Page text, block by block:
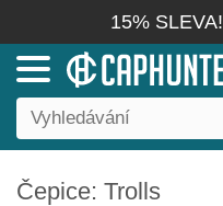
15% SLEVA!
Čepice: Trolls